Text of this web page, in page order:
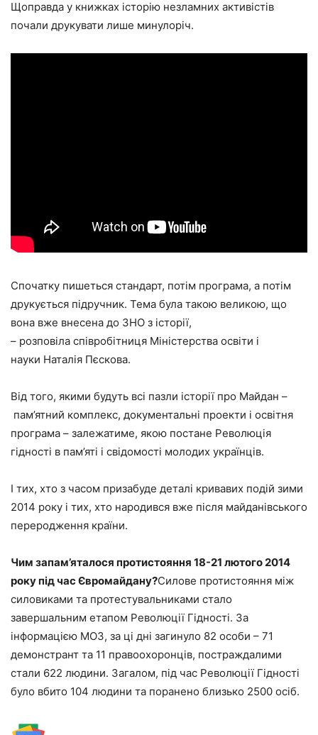
Щоправда у книжках історію незламних активістів
почали друкувати лише минулоріч.
Спочатку пишеться стандарт, потім програма, а потім
друкується підручник. Тема була такою великою, що
вона вже внесена до ЗНО з історії,
– розповіла співробітниця Міністерства освіти і
науки Наталія Пєскова.
Від того, якими будуть всі пазли історії про Майдан –
пам’ятний комплекс, документальні проекти і освітня
програма – залежатиме, якою постане Революція
гідності в пам’яті і свідомості молодих українців.
І тих, хто з часом призабуде деталі кривавих подій зими
2014 року і тих, хто народився вже після майданівського
переродження країни.
Чим запам’яталося протистояння 18-21 лютого 2014
року під час Євромайдану?Силове протистояння між
силовиками та протестувальниками стало
завершальним етапом Революції Гідності. За
інформацією МОЗ, за ці дні загинуло 82 особи – 71
демонстрант та 11 правоохоронців, постраждалими
стали 622 людини. Загалом, під час Революції Гідності
було вбито 104 людини та поранено близько 2500 осіб.